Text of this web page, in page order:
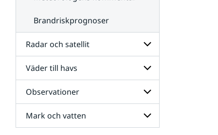
Brandriskprognoser
Radar och satellit
Undersidor
för
Radar
och
satellit
Väder till havs
Undersidor
för
Väder
till
havs
Observationer
Undersidor
för
Mark och vatten